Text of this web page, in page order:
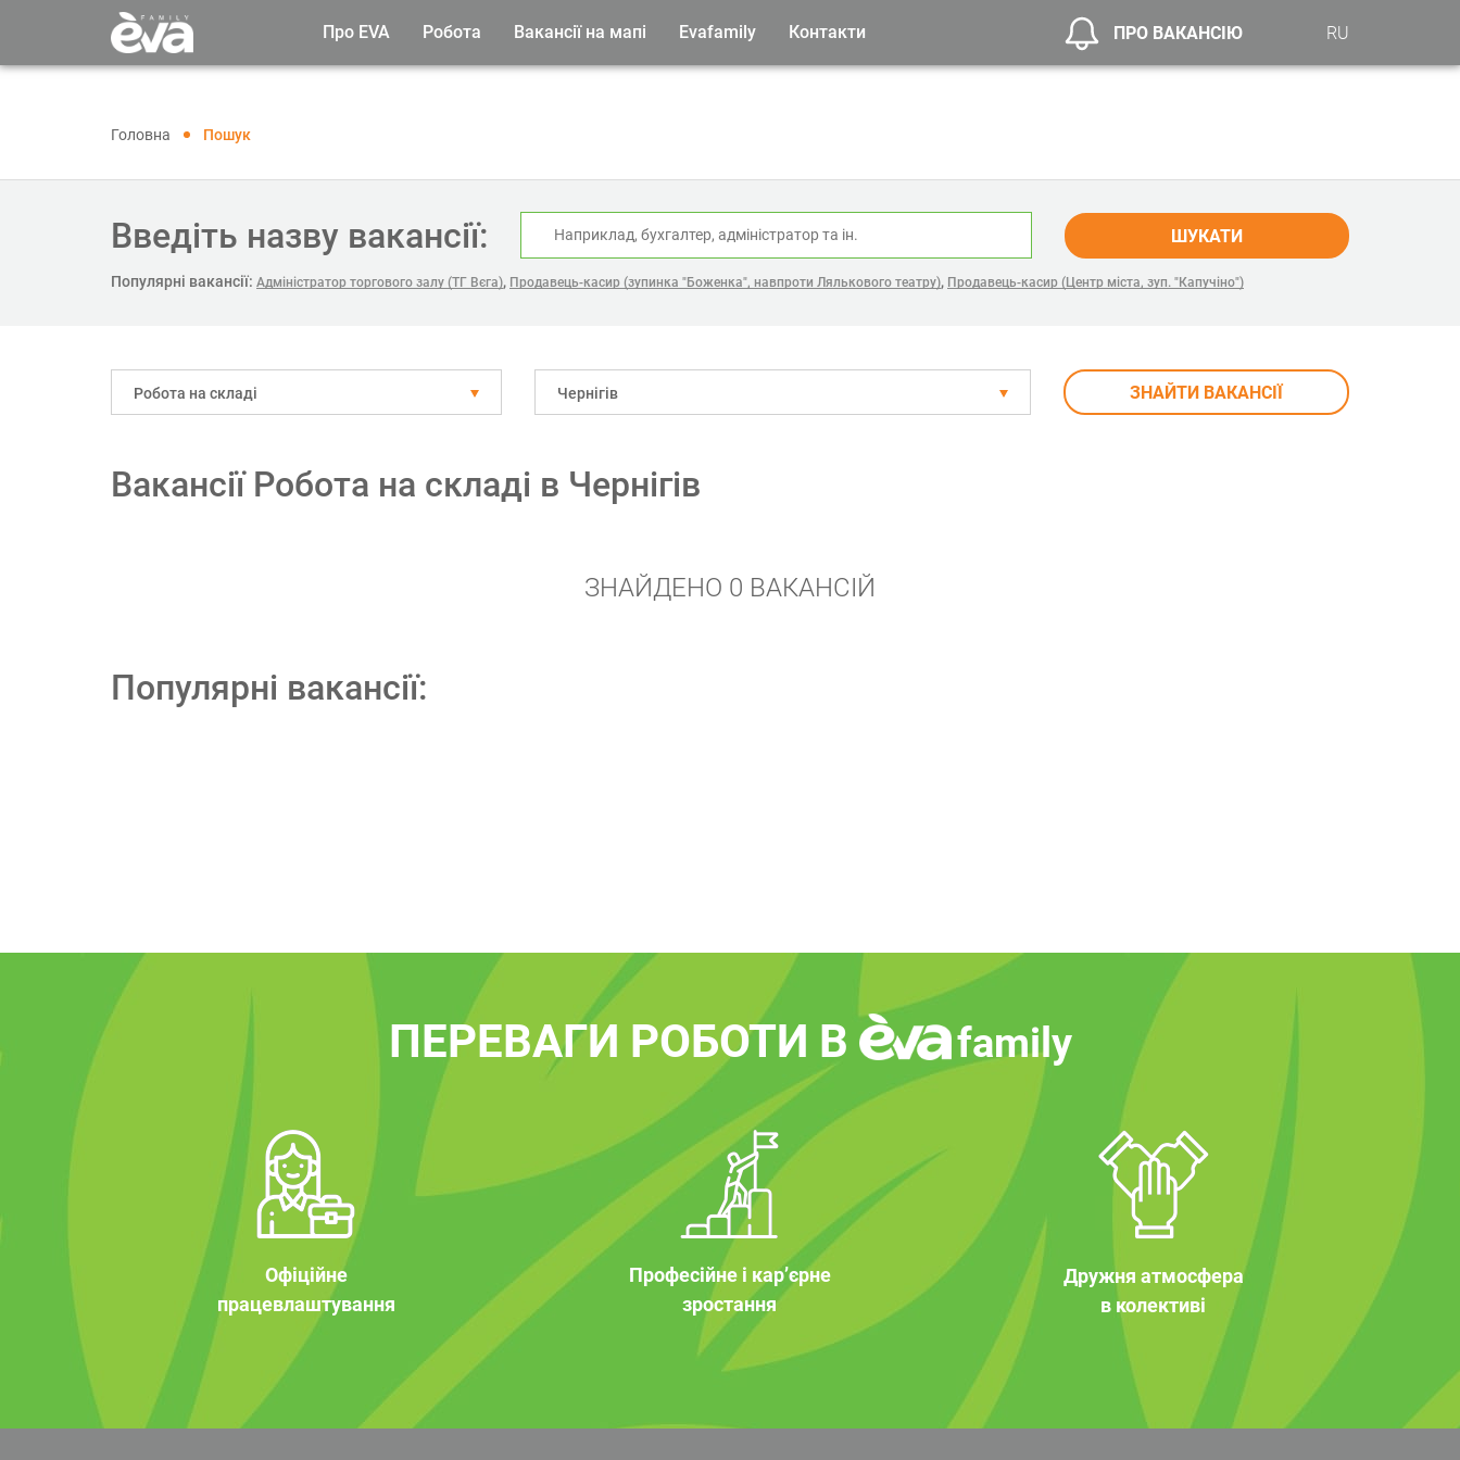
Про EVA Робота Вакансії на мапі Evafamily Контакти ПРО ВАКАНСІЮ RU
Головна Пошук
Введіть назву вакансії: ШУКАТИ
Популярні вакансії: Адміністратор торгового залу (ТГ Вєга), Продавець-касир (зупинка "Боженка", навпроти Лялькового театру), Продавець-касир (Центр міста, зуп. "Капучіно")
Робота на складі Чернігів ЗНАЙТИ ВАКАНСІЇ
Вакансії Робота на складі в Чернігів
ЗНАЙДЕНО 0 ВАКАНСІЙ
Популярні вакансії:
ПЕРЕВАГИ РОБОТИ В family
Офіційне
працевлаштування
Професійне і кар’єрне
зростання
Дружня атмосфера
в колективі